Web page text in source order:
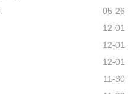
05-26
12-01
12-01
12-01
11-30